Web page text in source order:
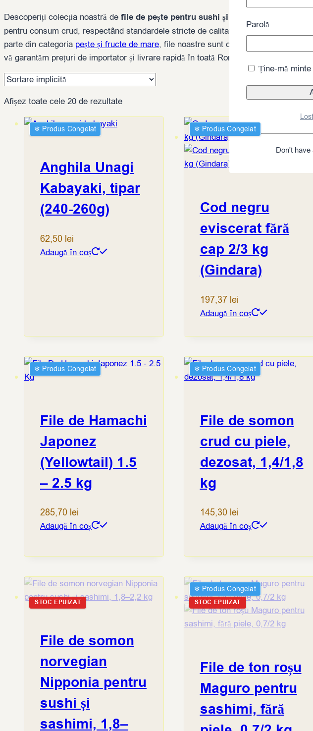
Descoperiți colecția noastră de file de pește pentru sushi și sashimi
, selectate
pentru consum crud, respectând standardele stricte de calitate japoneze. Oferim
parte din categoria pește și fructe de mare, file noastre sunt complementate de
vă garantăm prețuri de importator și livrare rapidă în toată România, chiar la
Afișez toate cele 20 de rezultate
❄︎ Produs Congelat
Anghila Unagi
Kabayaki, tipar
(240-260g)
62,50 lei
Adaugă în coș
❄︎ Produs Congelat
Cod negru
eviscerat fără
cap 2/3 kg
(Gindara)
197,37 lei
Adaugă în coș
❄︎ Produs Congelat
File de Hamachi
Japonez
(Yellowtail) 1.5
– 2.5 kg
285,70 lei
Adaugă în coș
❄︎ Produs Congelat
File de somon
crud cu piele,
dezosat, 1,4/1,8
kg
145,30 lei
Adaugă în coș
STOC EPUIZAT
File de somon
norvegian
Nipponia pentru
sushi și
sashimi, 1,8–
❄︎ Produs Congelat
STOC EPUIZAT
File de ton roșu
Maguro pentru
sashimi, fără
Parolă
Ține-mă minte
Don't